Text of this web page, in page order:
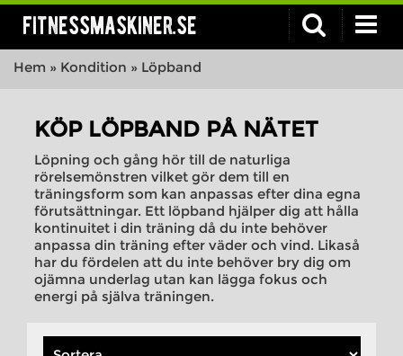
fitnessmaskiner.se
Hem » Kondition » Löpband
KÖP LÖPBAND PÅ NÄTET
Löpning och gång hör till de naturliga
rörelsemönstren vilket gör dem till en
träningsform som kan anpassas efter dina egna
förutsättningar. Ett löpband hjälper dig att hålla
kontinuitet i din träning då du inte behöver
anpassa din träning efter väder och vind. Likaså
har du fördelen att du inte behöver bry dig om
ojämna underlag utan kan lägga fokus och
energi på själva träningen.